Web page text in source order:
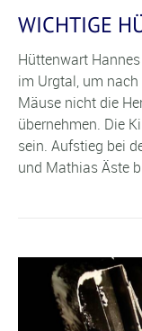
WICHTIGE
Hüttenwart
im Urgtal, um
Mäuse nicht die
übernehmen. Die
sein. Aufstieg bei
und Mathias Äste